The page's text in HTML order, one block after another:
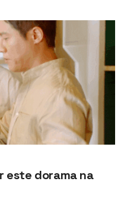
este dorama na